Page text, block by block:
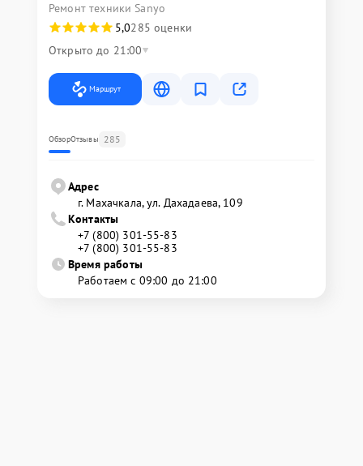
Ремонт техники Sanyo
5,0285 оценки
Открыто до 21:00
Маршрут
ОбзорОтзывы 285
Адрес
г. Махачкала, ул. Дахадаева, 109
Контакты
+7 (800) 301-55-83
+7 (800) 301-55-83
Время работы
Работаем с 09:00 до 21:00